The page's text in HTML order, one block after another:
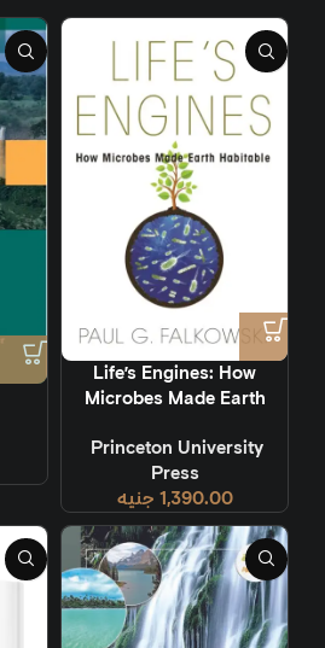
Life’s Engines: How
Microbes Made Earth
‎ Princeton University
Press
1,390.00 جنيه